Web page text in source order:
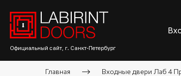
Официальный сайт, г. Санкт-Петербург
Главная Входные двери Лаб 4